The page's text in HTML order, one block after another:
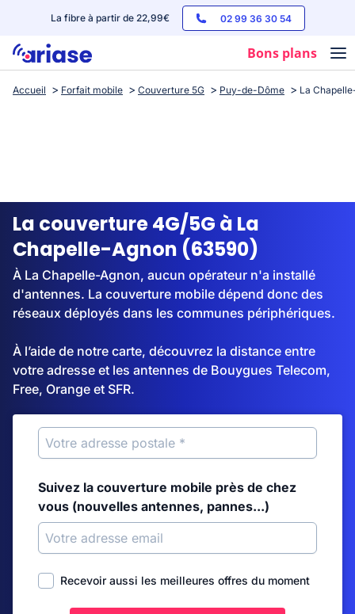
La fibre à partir de 22,99€ 02 99 36 30 54
Bons plans
Box internet
Streaming
Accueil Forfait mobile Couverture 5G Puy-de-Dôme La
La couverture 4G/5G à La
Chapelle-Agnon (63590)
À La Chapelle-Agnon, aucun opérateur n'a installé
d'antennes. La couverture mobile dépend donc des
réseaux déployés dans les communes périphériques.
À l’aide de notre carte, découvrez la distance entre
votre adresse et les antennes de Bouygues Telecom,
Free, Orange et SFR.
Suivez la couverture mobile près de chez
vous (nouvelles antennes, pannes...)
Recevoir aussi les meilleures offres du moment